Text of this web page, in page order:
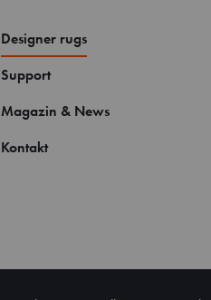
Designer rugs
Support
Magazin & News
Kontakt